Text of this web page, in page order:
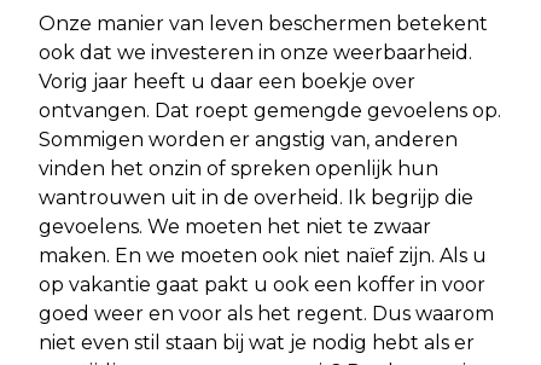
Onze manier van leven beschermen betekent
ook dat we investeren in onze weerbaarheid.
Vorig jaar heeft u daar een boekje over
ontvangen. Dat roept gemengde gevoelens op.
Sommigen worden er angstig van, anderen
vinden het onzin of spreken openlijk hun
wantrouwen uit in de overheid. Ik begrijp die
gevoelens. We moeten het niet te zwaar
maken. En we moeten ook niet naïef zijn. Als u
op vakantie gaat pakt u ook een koffer in voor
goed weer en voor als het regent. Dus waarom
niet even stil staan bij wat je nodig hebt als er